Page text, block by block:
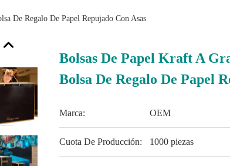
De Regalo De Papel Repujado Con Asas
Bolsas De Papel Kraft A
Bolsa De Regalo De Papel
Marca: OEM
Cuota De Producción: 1000 piezas